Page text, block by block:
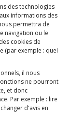
des technologies
informations des
permettra de
navigation ou le
cookies de
(par exemple : quel
il nous
ne pourront
et donc
Par exemple : lire
d'avis en
par
alors
Lee doit